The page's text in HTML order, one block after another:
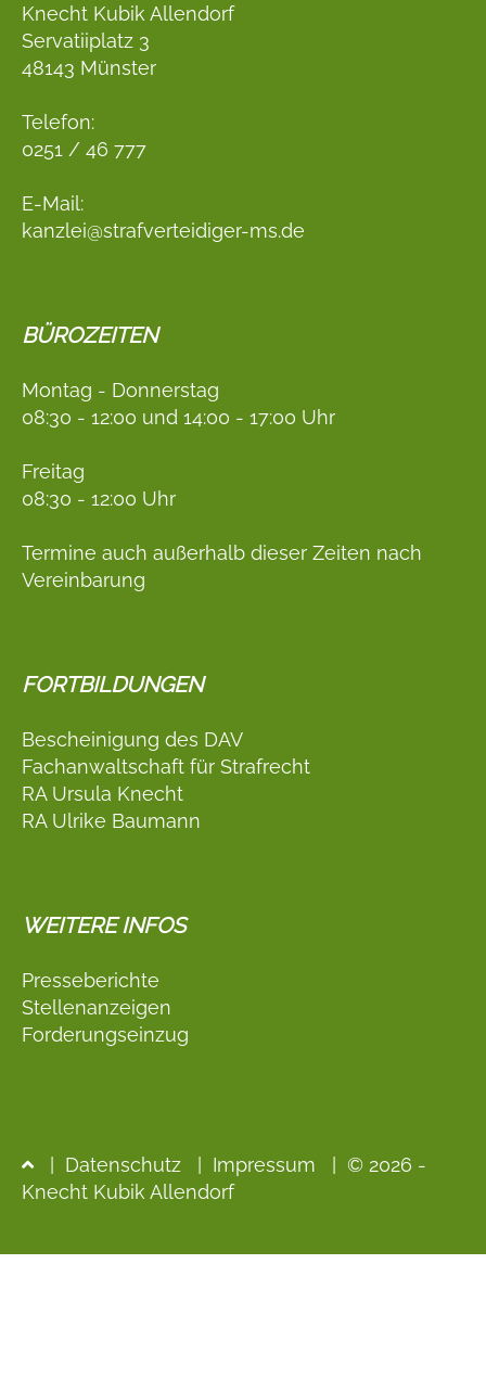
Knecht Kubik Allendorf
Servatiiplatz 3
48143 Münster
Telefon:
0251 / 46 777
E-Mail:
kanzlei@strafverteidiger-ms.de
BÜROZEITEN
Montag - Donnerstag
08:30 - 12:00 und 14:00 - 17:00 Uhr
Freitag
08:30 - 12:00 Uhr
Termine auch außerhalb dieser Zeiten nach
Vereinbarung
FORTBILDUNGEN
Bescheinigung des DAV
Fachanwaltschaft für Strafrecht
RA Ursula Knecht
RA Ulrike Baumann
WEITERE INFOS
Presseberichte
Stellenanzeigen
Forderungseinzug
Datenschutz Impressum
| © 2026 -
Knecht Kubik Allendorf